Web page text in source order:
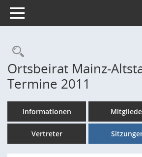
Toggle navigation
Rechercheauswahl
Ortsbeirat Mainz-
Termine 2011
Informationen
Vertreter